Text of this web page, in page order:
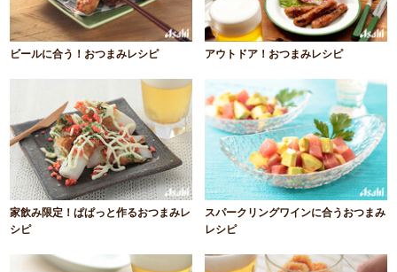
ビールに合う！おつまみレシピ アウトドア！おつまみレシピ
家飲み限定！ぱぱっと作るおつまみレ
シピ
スパークリングワインに合うおつまみ
レシピ